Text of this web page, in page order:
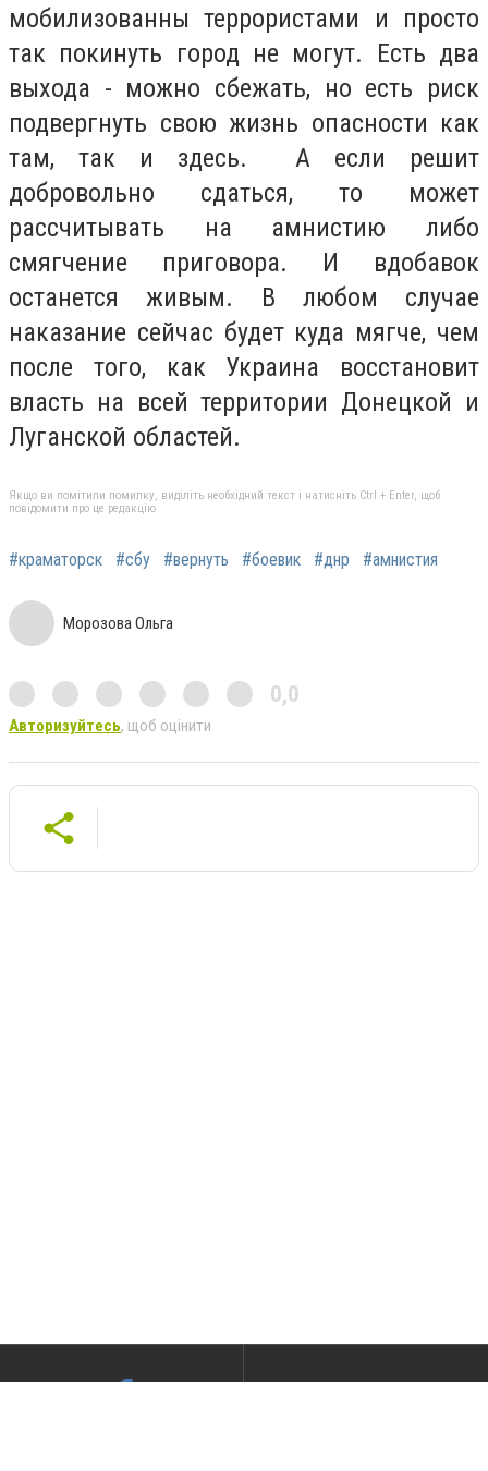
мобилизованны террористами и просто
так покинуть город не могут. Есть два
выхода - можно сбежать, но есть риск
подвергнуть свою жизнь опасности как
там, так и здесь. А если решит
добровольно сдаться, то может
рассчитывать на амнистию либо
смягчение приговора. И вдобавок
останется живым. В любом случае
наказание сейчас будет куда мягче, чем
после того, как Украина восстановит
власть на всей территории Донецкой и
Луганской областей.
Якщо ви помітили помилку, виділіть необхідний текст і натисніть Ctrl + Enter, щоб
повідомити про це редакцію
#краматорск #сбу #вернуть #боевик #днр #амнистия
Морозова Ольга
0,0
Авторизуйтесь, щоб оцінити